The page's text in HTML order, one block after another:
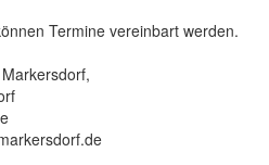
Termine vereinbart werden.